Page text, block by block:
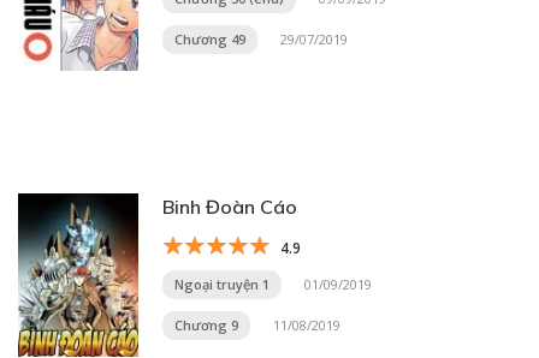
Chương 49 29/07/2019
Binh Đoàn Cáo
4.9
Ngoại truyện 1 01/09/2019
Chương 9 11/08/2019